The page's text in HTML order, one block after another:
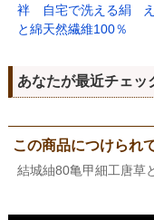
袢 自宅で洗える絹
と綿天然繊維100％
あなたが最近チェッ
この商品につけられ
結城紬80亀甲細工唐